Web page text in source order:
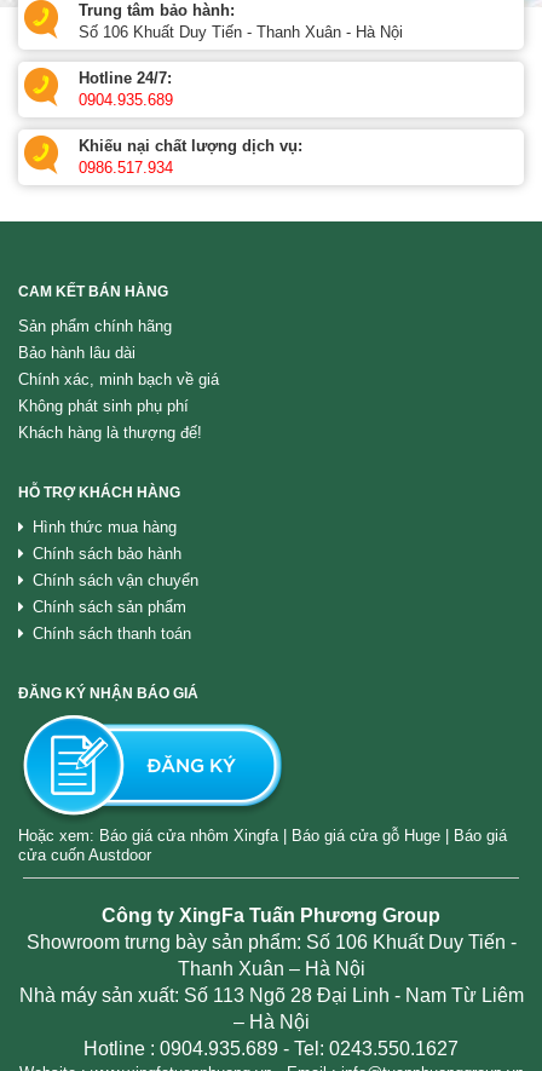
Trung tâm bảo hành:
Số 106 Khuất Duy Tiến - Thanh Xuân - Hà Nội
Hotline 24/7:
0904.935.689
Khiếu nại chất lượng dịch vụ:
0986.517.934
CAM KẾT BÁN HÀNG
Sản phẩm chính hãng
Bảo hành lâu dài
Chính xác, minh bạch về giá
Không phát sinh phụ phí
Khách hàng là thượng đế!
HỖ TRỢ KHÁCH HÀNG
Hình thức mua hàng
Chính sách bảo hành
Chính sách vận chuyển
Chính sách sản phẩm
Chính sách thanh toán
ĐĂNG KÝ NHẬN BÁO GIÁ
Hoặc xem: Báo giá cửa nhôm Xingfa| Báo giá cửa gỗ Huge
Báo giá
cửa cuốn Austdoor
Công ty XingFa Tuấn Phương Group
Showroom trưng bày sản phẩm: Số 106 Khuất Duy Tiến -
Thanh Xuân – Hà Nội
Nhà máy sản xuất: Số 113 Ngõ 28 Đại Linh - Nam Từ Liêm
– Hà Nội
Hotline : 0904.935.689 - Tel: 0243.550.1627